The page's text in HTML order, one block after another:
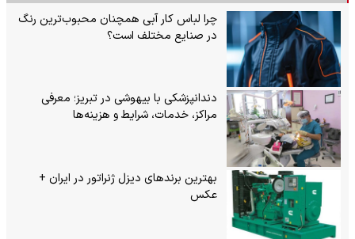
چرا لباس کار آبی همچنان محبوب‌ترین رنگ
در صنایع مختلف است؟
دندانپزشکی با بیهوشی در تبریز؛ معرفی
مراکز، خدمات، شرایط و هزینه‌ها
بهترین برندهای دیزل ژنراتور در ایران +
عکس